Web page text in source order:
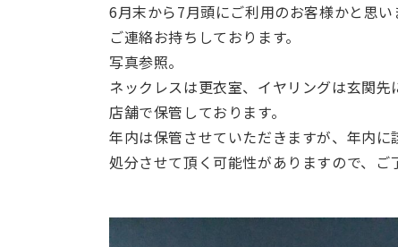
6月末から7月頭にご利用のお客様かと思
ご連絡お持ちしております。
写真参照。
ネックレスは更衣室、イヤリングは玄関先
店舗で保管しております。
年内は保管させていただきますが、年内に
処分させて頂く可能性がありますので、ご